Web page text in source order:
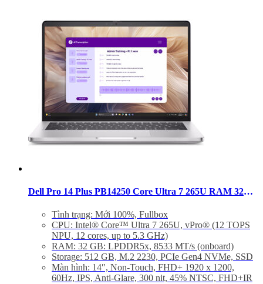
Trọng lượng: 1.40 kg
Dell Pro 14 Plus PB14250 Core Ultra 7 265U RAM 32GB SSD 512GB 14 inch FHD+ Windows 11
Tình trạng: Mới 100%, Fullbox
CPU: Intel® Core™ Ultra 7 265U, vPro® (12 TOPS
NPU, 12 cores, up to 5.3 GHz)
RAM: 32 GB: LPDDR5x, 8533 MT/s (onboard)
Storage: 512 GB, M.2 2230, PCIe Gen4 NVMe, SSD
Màn hình: 14″, Non-Touch, FHD+ 1920 x 1200,
60Hz, IPS, Anti-Glare, 300 nit, 45% NTSC, FHD+IR